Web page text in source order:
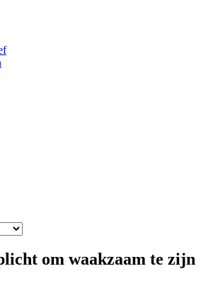
om waakzaam te zijn